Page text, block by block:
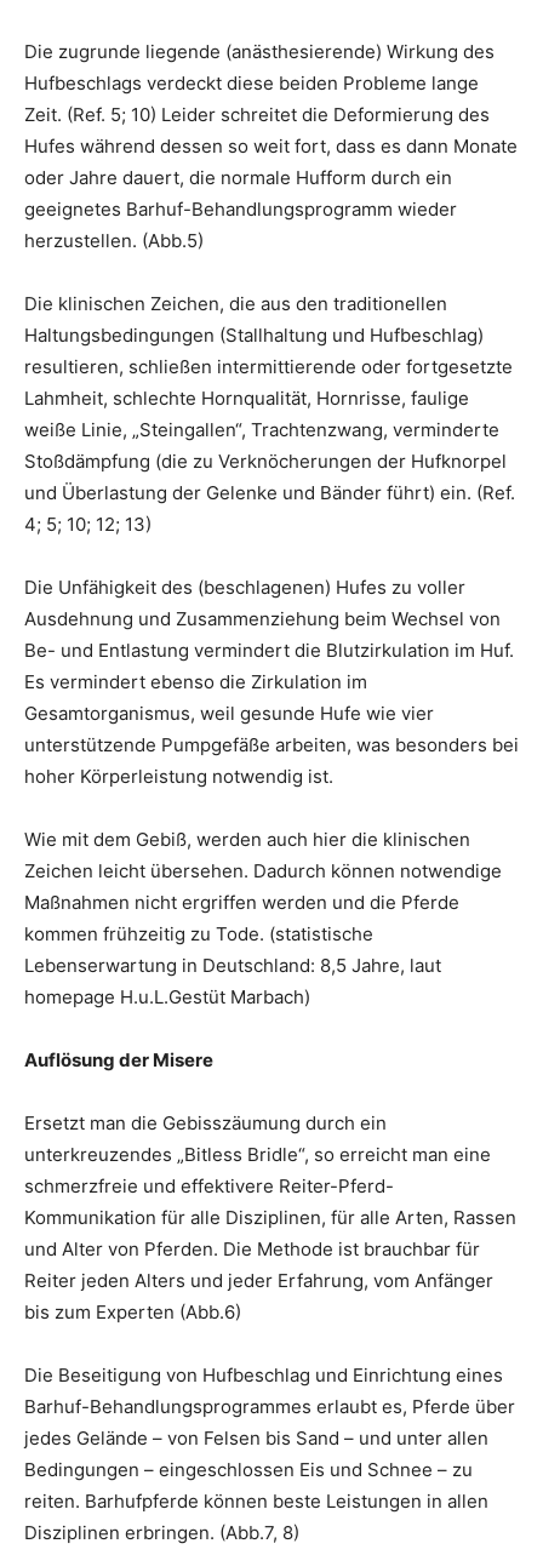
Die zugrunde liegende (anästhesierende) Wirkung des
Hufbeschlags verdeckt diese beiden Probleme lange
Zeit. (Ref. 5; 10) Leider schreitet die Deformierung des
Hufes während dessen so weit fort, dass es dann Monate
oder Jahre dauert, die normale Hufform durch ein
geeignetes Barhuf-Behandlungsprogramm wieder
herzustellen. (Abb.5)
Die klinischen Zeichen, die aus den traditionellen
Haltungsbedingungen (Stallhaltung und Hufbeschlag)
resultieren, schließen intermittierende oder fortgesetzte
Lahmheit, schlechte Hornqualität, Hornrisse, faulige
weiße Linie, „Steingallen“, Trachtenzwang, verminderte
Stoßdämpfung (die zu Verknöcherungen der Hufknorpel
und Überlastung der Gelenke und Bänder führt) ein. (Ref.
4; 5; 10; 12; 13)
Die Unfähigkeit des (beschlagenen) Hufes zu voller
Ausdehnung und Zusammenziehung beim Wechsel von
Be- und Entlastung vermindert die Blutzirkulation im Huf.
Es vermindert ebenso die Zirkulation im
Gesamtorganismus, weil gesunde Hufe wie vier
unterstützende Pumpgefäße arbeiten, was besonders bei
hoher Körperleistung notwendig ist.
Wie mit dem Gebiß, werden auch hier die klinischen
Zeichen leicht übersehen. Dadurch können notwendige
Maßnahmen nicht ergriffen werden und die Pferde
kommen frühzeitig zu Tode. (statistische
Lebenserwartung in Deutschland: 8,5 Jahre, laut
homepage H.u.L.Gestüt Marbach)
Auflösung der Misere
Ersetzt man die Gebisszäumung durch ein
unterkreuzendes „Bitless Bridle“, so erreicht man eine
schmerzfreie und effektivere Reiter-Pferd-
Kommunikation für alle Disziplinen, für alle Arten, Rassen
und Alter von Pferden. Die Methode ist brauchbar für
Reiter jeden Alters und jeder Erfahrung, vom Anfänger
bis zum Experten (Abb.6)
Die Beseitigung von Hufbeschlag und Einrichtung eines
Barhuf-Behandlungsprogrammes erlaubt es, Pferde über
jedes Gelände – von Felsen bis Sand – und unter allen
Bedingungen – eingeschlossen Eis und Schnee – zu
reiten. Barhufpferde können beste Leistungen in allen
Disziplinen erbringen. (Abb.7, 8)